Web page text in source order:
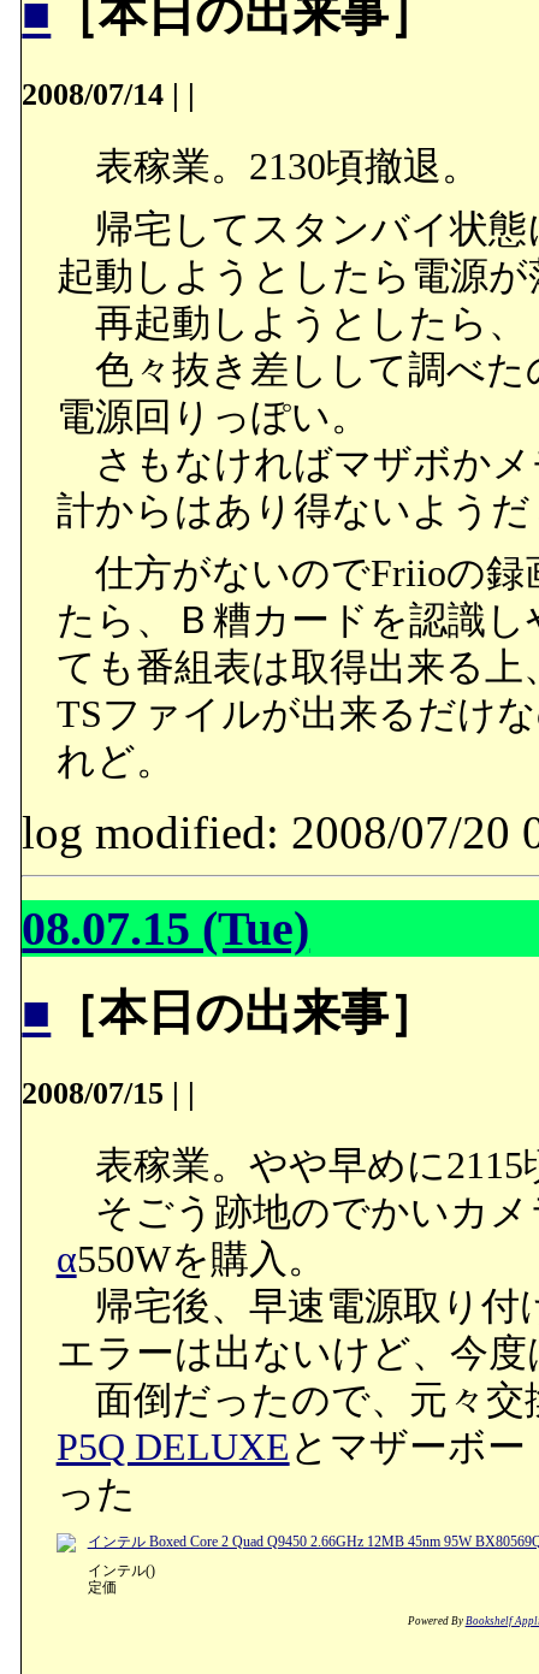
■ ［本日の出来事］
2008/07/14 | |
表稼業。2130頃撤退。
帰宅してスタンバイ状態
起動しようとしたら電源が
再起動しようとしたら
色々抜き差しして調べた
電源回りっぽい。
さもなければマザボかメ
計からはあり得ないようだ
仕方がないのでFriioの録
たら、Ｂ糟カードを認識
ても番組表は取得出来る
TSファイルが出来るだけ
れど。
log modified: 2008/07/20
08.07.15 (Tue)
■ ［本日の出来事］
2008/07/15 | |
表稼業。やや早めに2115
そごう跡地のでかいカメ
α550Wを購入。
帰宅後、早速電源取り
エラーは出ないけど、今
面倒だったので、元々交
P5Q DELUXE とマザーボ
った
インテル Boxed Core 2 Quad Q9450 2.66GHz 12MB 45nm 95W
インテル()
定価
Powered By Bookshelf